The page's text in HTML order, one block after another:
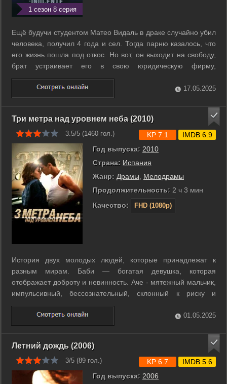
1 сезон 8 серия
Ещё будучи студентом Матео Видаль в драке случайно убил
человека, получил 4 года и сел. Тогда парню казалось, что
его жизнь пошла под откос. Но вот, он выходит на свободу,
брат устраивает его в свою юридическую фирму,
налаживается личная жизнь, и о прошлом напоминают
только чувство вины и встречи с безутешной матерью
убитого им парня. Матео с ...
17.05.2025
Три метра над уровнем неба (2010)
3.5/5 (1460 гол.)
Год выпуска: 2010
Страна: Испания
Жанр: Драмы
Мелодрамы
Продолжительность: 2 ч 3 мин
Качество:
FHD (1080p)
KP 7.1 IMDB 6.9
История двух молодых людей, которые принадлежат к
разным мирам. Баби ― богатая девушка, которая
отображает доброту и невинность. Аче - мятежный мальчик,
импульсивный, бессознательный, склонный к риску и
опасности. Это маловероятно, практически невозможно, но
их встреча неизбежна, и в этом неистовом путешествии
между ними возникает первая большая ...
01.05.2025
Летний дождь (2006)
3/5 (89 гол.)
Год выпуска: 2006
KP 6.7 IMDB 5.6